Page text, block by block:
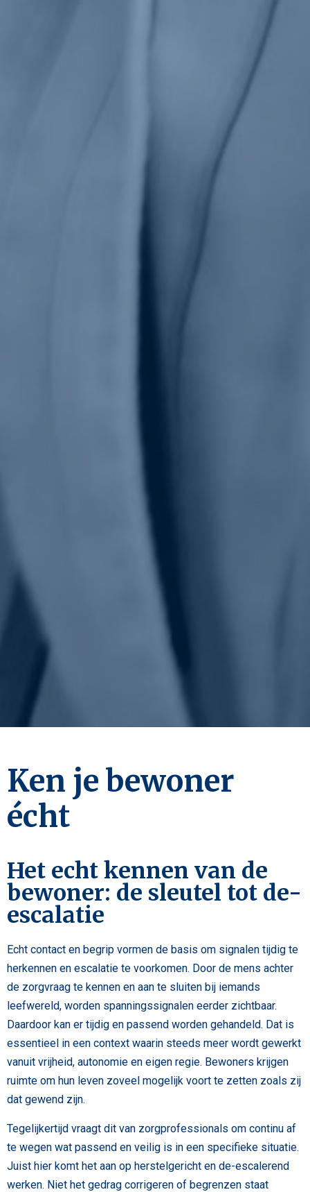
Ken je bewoner
écht
Het echt kennen van de
bewoner: de sleutel tot de-
escalatie
Echt contact en begrip vormen de basis om signalen tijdig te
herkennen en escalatie te voorkomen. Door de mens achter
de zorgvraag te kennen en aan te sluiten bij iemands
leefwereld, worden spanningssignalen eerder zichtbaar.
Daardoor kan er tijdig en passend worden gehandeld. Dat is
essentieel in een context waarin steeds meer wordt gewerkt
vanuit vrijheid, autonomie en eigen regie. Bewoners krijgen
ruimte om hun leven zoveel mogelijk voort te zetten zoals zij
dat gewend zijn.
Tegelijkertijd vraagt dit van zorgprofessionals om continu af
te wegen wat passend en veilig is in een specifieke situatie.
Juist hier komt het aan op herstelgericht en de-escalerend
werken. Niet het gedrag corrigeren of begrenzen staat